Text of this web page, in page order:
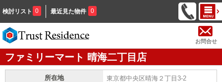
検討リスト 0 最近見た物件 0
お問合せ
ファミリーマート 晴海二丁目店
所在地 東京都中央区晴海２丁目3-2